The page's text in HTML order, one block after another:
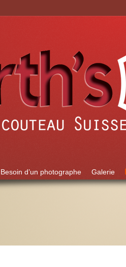
Besoin d’un photographe Galerie